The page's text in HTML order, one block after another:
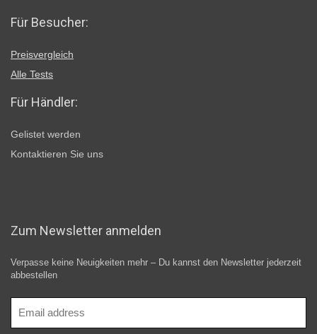
Für Besucher:
Preisvergleich
Alle Tests
Für Händler:
Gelistet werden
Kontaktieren Sie uns
Zum Newsletter anmelden
Verpasse keine Neuigkeiten mehr – Du kannst den Newsletter jederzeit
abbestellen